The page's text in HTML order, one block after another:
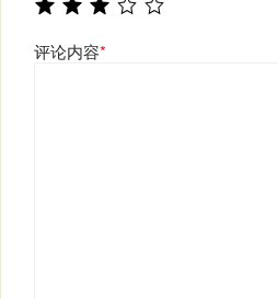
评论内容*